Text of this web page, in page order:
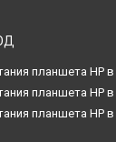
планшета HP в
планшета HP в
планшета HP в